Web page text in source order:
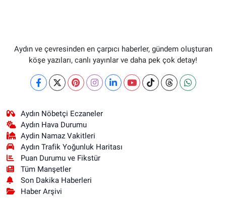
Aydın ve çevresinden en çarpıcı haberler, gündem oluşturan
köşe yazıları, canlı yayınlar ve daha pek çok detay!
Aydın Nöbetçi Eczaneler
Aydın Hava Durumu
Aydin Namaz Vakitleri
Aydın Trafik Yoğunluk Haritası
Puan Durumu ve Fikstür
Tüm Manşetler
Son Dakika Haberleri
Haber Arşivi